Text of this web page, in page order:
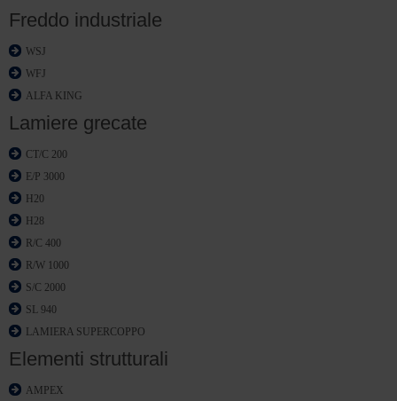
Freddo industriale
WSJ
WFJ
ALFA KING
Lamiere grecate
CT/C 200
E/P 3000
H20
H28
R/C 400
R/W 1000
S/C 2000
SL 940
LAMIERA SUPERCOPPO
Elementi strutturali
AMPEX